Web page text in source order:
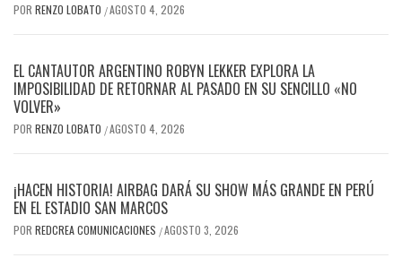
POR RENZO LOBATO /AGOSTO 4, 2026
EL CANTAUTOR ARGENTINO ROBYN LEKKER EXPLORA LA
IMPOSIBILIDAD DE RETORNAR AL PASADO EN SU SENCILLO «NO
VOLVER»
POR RENZO LOBATO /AGOSTO 4, 2026
¡HACEN HISTORIA! AIRBAG DARÁ SU SHOW MÁS GRANDE EN PERÚ
EN EL ESTADIO SAN MARCOS
POR REDCREA COMUNICACIONES /AGOSTO 3, 2026